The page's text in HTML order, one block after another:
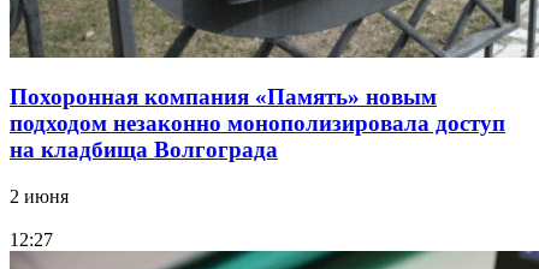
Похоронная компания «Память» новым
подходом незаконно монополизировала доступ
на кладбища Волгограда
2 июня
12:27